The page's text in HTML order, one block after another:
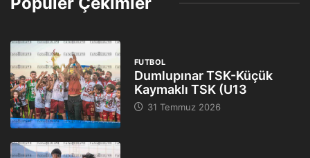
FUTBOL
Dumlupınar TSK-Küçük
Kaymaklı TSK (U13
31 Temmuz 2026